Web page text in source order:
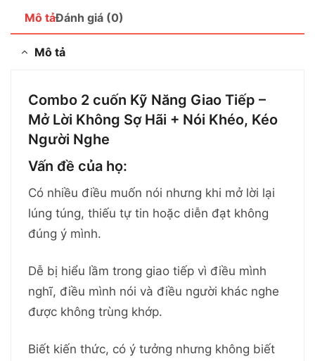
Mô tảĐánh giá (0)
Mô tả
Combo 2 cuốn Kỹ Năng Giao Tiếp –
Mở Lời Không Sợ Hãi + Nói Khéo, Kéo
Người Nghe
Vấn đề của họ:
Có nhiều điều muốn nói nhưng khi mở lời lại
lúng túng, thiếu tự tin hoặc diễn đạt không
đúng ý mình.
Dễ bị hiểu lầm trong giao tiếp vì điều mình
nghĩ, điều mình nói và điều người khác nghe
được không trùng khớp.
Biết kiến thức, có ý tưởng nhưng không biết